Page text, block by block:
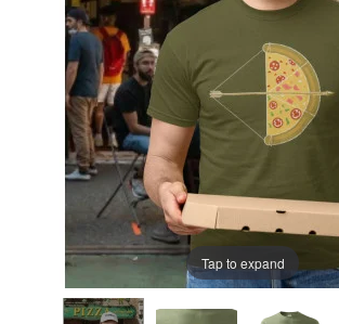
Tap to expand